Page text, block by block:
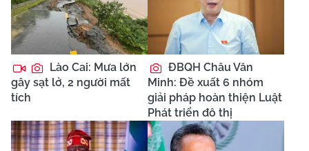
Lào Cai: Mưa lớn
gây sạt lở, 2 người mất
tích
ĐBQH Châu Văn
Minh: Đề xuất 6 nhóm
giải pháp hoàn thiện Luật
Phát triển đô thị